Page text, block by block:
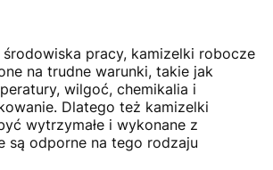
pracy, kamizelki robocze
na trudne warunki, takie jak
wilgoć, chemikalia i
Dlatego też kamizelki
wytrzymałe i wykonane z
są odporne na tego rodzaju